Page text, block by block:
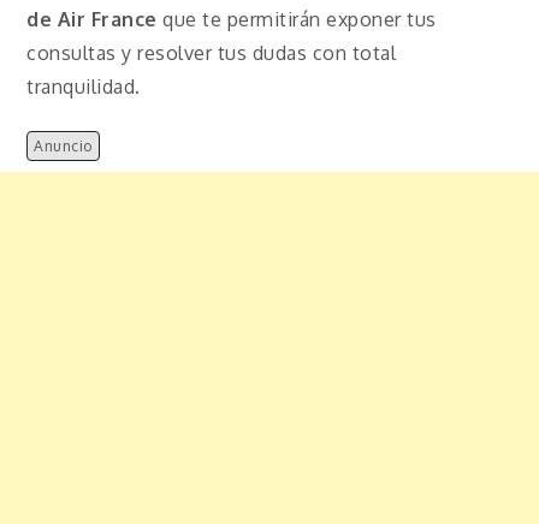
de Air France que te permitirán exponer tus
consultas y resolver tus dudas con total
tranquilidad.
Anuncio